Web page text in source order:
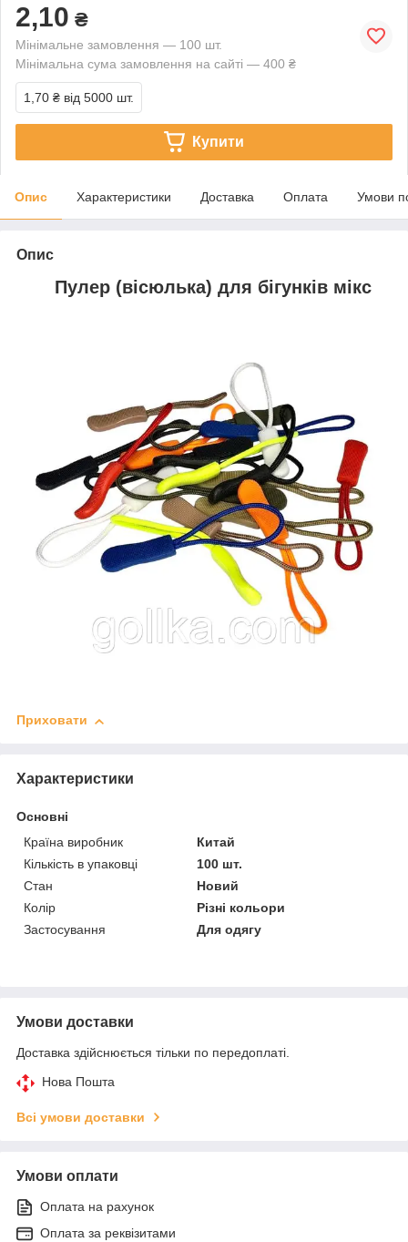
2,10 ₴
Мінімальне замовлення — 100 шт.
Мінімальна сума замовлення на сайті — 400 ₴
1,70 ₴ від 5000 шт.
Купити
Опис Характеристики Доставка Оплата Умови
Опис
Пулер (вісюлька) для бігунків мікс
Приховати
Характеристики
Основні
Країна виробник
Китай
Кількість в упаковці
100 шт.
Стан
Новий
Колір
Різні кольори
Застосування
Для одягу
Умови доставки
Доставка здійснюється тільки по передоплаті.
Нова Пошта
Всі умови доставки
Умови оплати
Оплата на рахунок
Оплата за реквізитами